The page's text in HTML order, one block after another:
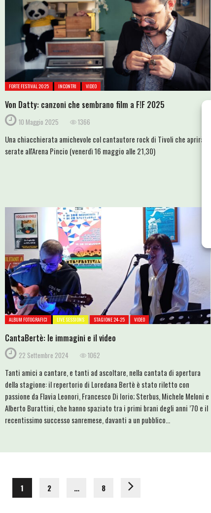
FORTE FESTIVAL 2025 INCONTRI VIDEO
Von Datty: canzoni che sembrano film a F!F 2025
10 Maggio 2025 1366
Una chiacchierata amichevole col cantautore rock di Tivoli che aprirà le
serate all'Arena Pincio (venerdì 16 maggio alle 21,30)
ALBUM FOTOGRAFICI LIVE SESSIONS STAGIONE 24-25 VIDEO
CantaBertè: le immagini e il video
22 Settembre 2024 1062
Tanti amici a cantare, e tanti ad ascoltare, nella cantata di apertura
della stagione: il repertorio di Loredana Bertè è stato riletto con
passione da Flavia Leonori, Francesco Di Iorio; Sterbus, Michele Meloni e
Alberto Burattini, che hanno spaziato tra i primi brani degli anni ’70 e il
recentissimo successo sanremese, davanti a un pubblico...
1 2 … 8